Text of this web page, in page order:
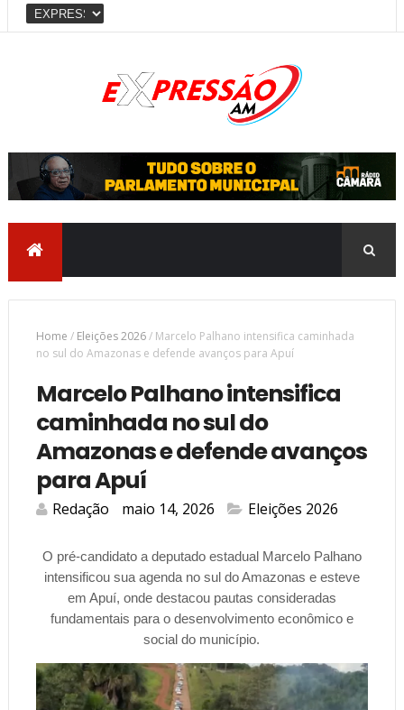
Home / Eleições 2026/ Marcelo Palhano intensifica caminhada
no sul do Amazonas e defende avanços para Apuí
Marcelo Palhano intensifica
caminhada no sul do
Amazonas e defende avanços
para Apuí
Redação maio 14, 2026 Eleições 2026
O pré-candidato a deputado estadual Marcelo Palhano
intensificou sua agenda no sul do Amazonas e esteve
em Apuí, onde destacou pautas consideradas
fundamentais para o desenvolvimento econômico e
social do município.